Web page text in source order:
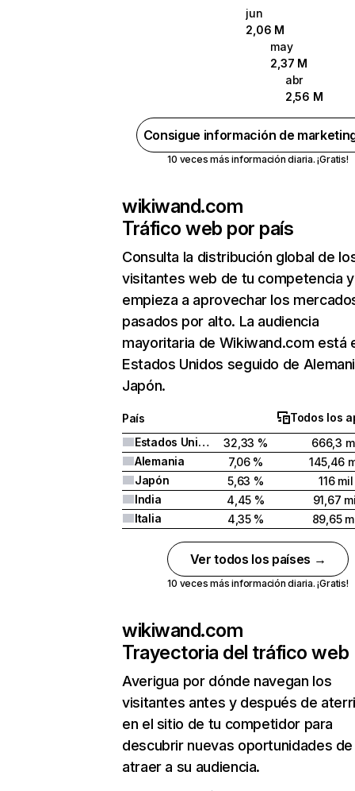
jun
2,06 M
may
2,37 M
abr
2,56 M
Consigue información de
10 veces más información diaria. ¡Gratis!
wikiwand.com
Tráfico web por país
Consulta la distribución global de
visitantes web de tu competencia y
empieza a aprovechar los
pasados por alto. La audiencia
mayoritaria de Wikiwand.com está
Estados Unidos seguido de
Japón.
País
Todos los
Estados Unidos
32,33 %
666,3
Alemania
7,06 %
145,46
Japón
5,63 %
116 mil
India
4,45 %
91,67
Italia
4,35 % 89,65
Ver todos los países →
10 veces más información diaria. ¡Gratis!
wikiwand.com
Trayectoria del tráfico web
Averigua por dónde navegan los
visitantes antes y después de
en el sitio de tu competidor para
descubrir nuevas oportunidades de
atraer a su audiencia.